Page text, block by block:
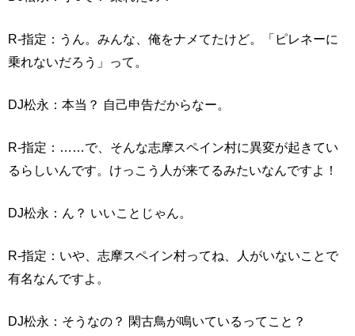
R-指定：うん。みんな、俺をナメてたけど。「ピレネーに
乗れないだろう」って。
DJ松永：本当？ 自己申告だからなー。
R-指定：……で、そんな志摩スペイン村に異変が起きてい
るらしいんです。けっこう人が来てるみたいなんですよ！
DJ松永：ん？ いいことじゃん。
R-指定：いや、志摩スペイン村ってね、人がいないことで
有名なんですよ。
DJ松永：そうなの？ 閑古鳥が鳴いているってこと？